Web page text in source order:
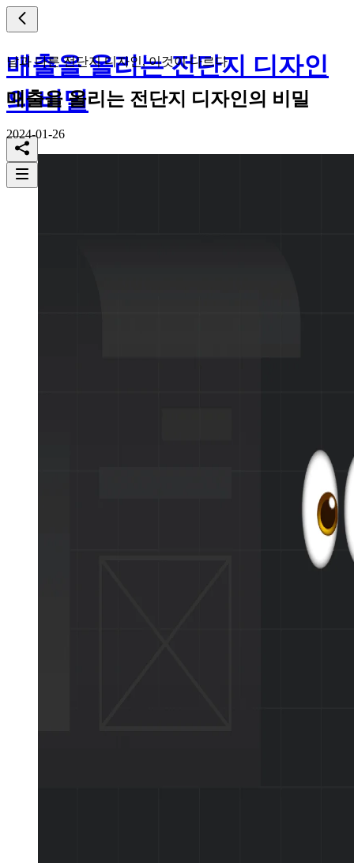
매출을 올리는 전단지 디자인
의 비밀
남과 다른 전단지 디자인, 이것이 다르다
매출을 올리는 전단지 디자인의 비밀
2024-01-26